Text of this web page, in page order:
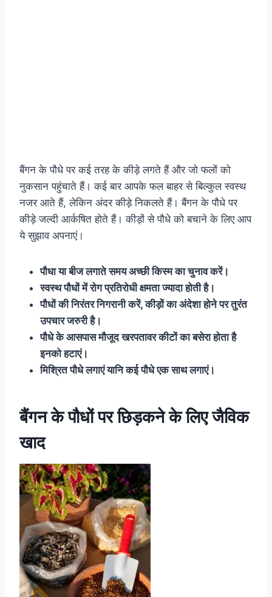
बैंगन के पौधे पर कई तरह के कीड़े लगते हैं और जो फलों को
नुकसान पहुंचाते हैं। कई बार आपके फल बाहर से बिल्कुल स्वस्थ
नजर आते हैं, लेकिन अंदर कीड़े निकलते हैं। बैंगन के पौधे पर
कीड़े जल्दी आर्कषित होते हैं। कीड़ों से पौधे को बचाने के लिए आप
ये सुझाव अपनाएं।
पौधा या बीज लगाते समय अच्छी किस्म का चुनाव करें।
स्वस्थ पौधों में रोग प्रतिरोधी क्षमता ज्यादा होती है।
पौधों की निरंतर निगरानी करें, कीड़ों का अंदेशा होने पर तुरंत
उपचार जरुरी है।
पौधे के आसपास मौजूद खरपतावर कीटों का बसेरा होता है
इनको हटाएं।
मिश्रित पौधे लगाएं यानि कई पौधे एक साथ लगाएं।
बैंगन के पौधों पर छिड़कने के लिए जैविक
खाद